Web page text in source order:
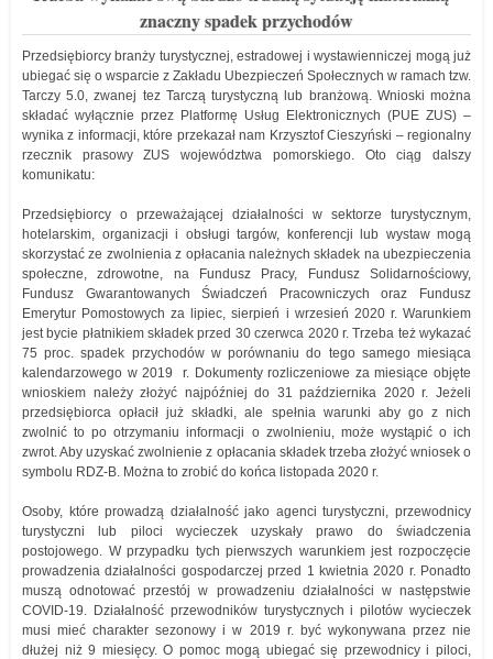
znaczny spadek przychodów
Przedsiębiorcy branży turystycznej, estradowej i wystawienniczej mogą już
ubiegać się o wsparcie z Zakładu Ubezpieczeń Społecznych w ramach tzw.
Tarczy 5.0, zwanej tez Tarczą turystyczną lub branżową. Wnioski można
składać wyłącznie przez Platformę Usług Elektronicznych (PUE ZUS) –
wynika z informacji, które przekazał nam Krzysztof Cieszyński – regionalny
rzecznik prasowy ZUS województwa pomorskiego. Oto ciąg dalszy
komunikatu:
Przedsiębiorcy o przeważającej działalności w sektorze turystycznym,
hotelarskim, organizacji i obsługi targów, konferencji lub wystaw mogą
skorzystać ze zwolnienia z opłacania należnych składek na ubezpieczenia
społeczne, zdrowotne, na Fundusz Pracy, Fundusz Solidarnościowy,
Fundusz Gwarantowanych Świadczeń Pracowniczych oraz Fundusz
Emerytur Pomostowych za lipiec, sierpień i wrzesień 2020 r. Warunkiem
jest bycie płatnikiem składek przed 30 czerwca 2020 r. Trzeba też wykazać
75 proc. spadek przychodów w porównaniu do tego samego miesiąca
kalendarzowego w 2019 r. Dokumenty rozliczeniowe za miesiące objęte
wnioskiem należy złożyć najpóźniej do 31 października 2020 r. Jeżeli
przedsiębiorca opłacił już składki, ale spełnia warunki aby go z nich
zwolnić to po otrzymaniu informacji o zwolnieniu, może wystąpić o ich
zwrot. Aby uzyskać zwolnienie z opłacania składek trzeba złożyć wniosek o
symbolu RDZ-B. Można to zrobić do końca listopada 2020 r.
Osoby, które prowadzą działalność jako agenci turystyczni, przewodnicy
turystyczni lub piloci wycieczek uzyskały prawo do świadczenia
postojowego. W przypadku tych pierwszych warunkiem jest rozpoczęcie
prowadzenia działalności gospodarczej przed 1 kwietnia 2020 r. Ponadto
muszą odnotować przestój w prowadzeniu działalności w następstwie
COVID-19. Działalność przewodników turystycznych i pilotów wycieczek
musi mieć charakter sezonowy i w 2019 r. być wykonywana przez nie
dłużej niż 9 miesięcy. O pomoc mogą ubiegać się przewodnicy i piloci,